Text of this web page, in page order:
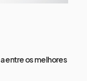
entre os melhores